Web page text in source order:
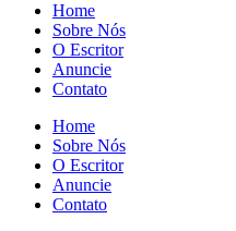
Home
Sobre Nós
O Escritor
Anuncie
Contato
Home
Sobre Nós
O Escritor
Anuncie
Contato